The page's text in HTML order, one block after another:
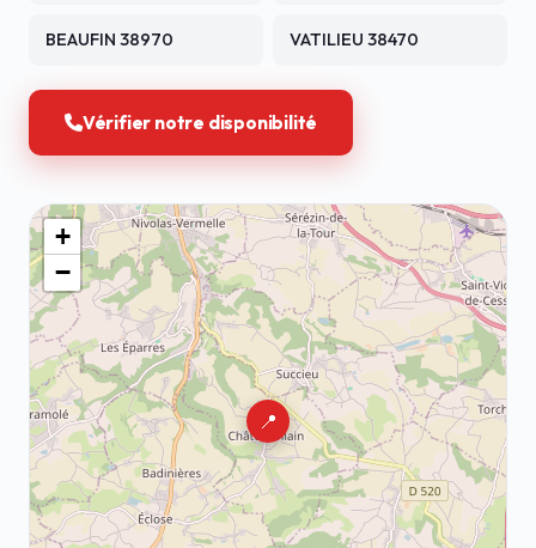
BEAUFIN 38970 VATILIEU 38470
Vérifier notre disponibilité
📍
+
−